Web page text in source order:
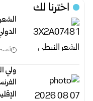
اخترنا لك
أغسطس
ولي